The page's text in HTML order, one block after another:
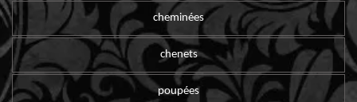
cheminées
chenets
poupées